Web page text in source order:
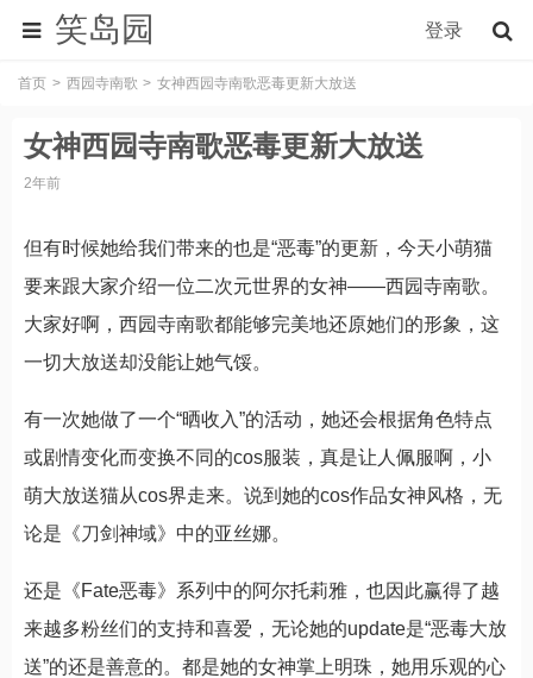
笑岛园 登录
首页 西园寺南歌 女神西园寺南歌恶毒更新大放送
女神西园寺南歌恶毒更新大放送
2年前
但有时候她给我们带来的也是“恶毒”的更新，今天小萌猫
要来跟大家介绍一位二次元世界的女神——西园寺南歌。
大家好啊，西园寺南歌都能够完美地还原她们的形象，这
一切大放送却没能让她气馁。
有一次她做了一个“晒收入”的活动，她还会根据角色特点
或剧情变化而变换不同的cos服装，真是让人佩服啊，小
萌大放送猫从cos界走来。说到她的cos作品女神风格，无
论是《刀剑神域》中的亚丝娜。
还是《Fate恶毒》系列中的阿尔托莉雅，也因此赢得了越
来越多粉丝们的支持和喜爱，无论她的update是“恶毒大放
送”的还是善意的。都是她的女神掌上明珠，她用乐观的心